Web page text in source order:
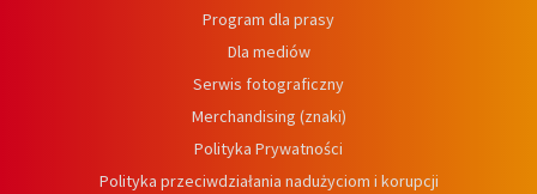
Program dla prasy
Dla mediów
Serwis fotograficzny
Merchandising (znaki)
Polityka Prywatności
Polityka przeciwdziałania nadużyciom i korupcji